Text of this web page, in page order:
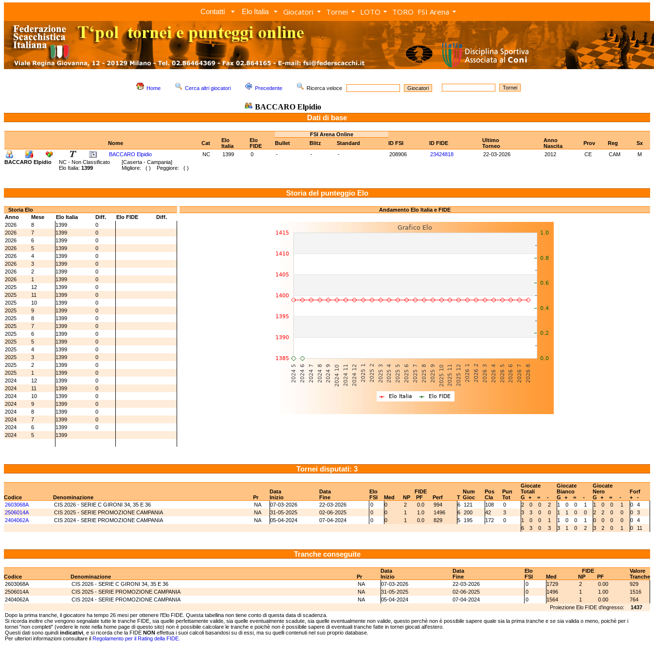
Contatti Elo Italia Giocatori Tornei LOTO TORO FSI Arena
Home Cerca altri giocatori Precedente Ricerca veloce
BACCARO Elpidio
Dati di base
FSI Arena Online
Nome
Cat
Elo
Italia
Elo
FIDE
Bullet Blitz Standard ID FSI ID FIDE
Ultimo
Torneo
Anno
Nascita
Prov Reg
Sx
BACCARO Elpidio
NC 1399 0 - - - 208906 23424818 22-03-2026 2012 CE CAM
M
BACCARO Elpidio
NC - Non Classificato [Caserta - Campania]
Elo Italia: 1399 Migliore: ( ) Peggiore: ( )
Storia del punteggio Elo
Storia Elo
Anno
Mese Elo Italia Diff. Elo FIDE
Diff.
2026
8 1399
0
2026
7 1399
0
2026
6 1399
0
2026
5 1399
0
2026
4 1399
0
2026
3 1399
0
2026
2 1399
0
2026
1 1399
0
2025
12 1399
0
2025
11 1399
0
2025
10 1399
0
2025
9 1399
0
2025
8 1399
0
2025
7 1399
0
2025
6 1399
0
2025
5 1399
0
2025
4 1399
0
2025
3 1399
0
2025
2 1399
0
2025
1 1399
0
2024
12 1399
0
2024
11 1399
0
2024
10 1399
0
2024
9 1399
0
2024
8 1399
0
2024
7 1399
0
2024
6 1399
0
2024
5 1399
Andamento Elo Italia e FIDE
Tornei disputati: 3
Data Data Elo FIDE Num Pos Pun
Giocate
Totali
Giocate
Bianco
Giocate
Nero
Forf
Codice
Denominazione Pr Inizio Fine FSI Med NP PF Perf T Gioc Cla Tot G + = - G + = - G + = - +
-
2603068A
CIS 2026 - SERIE C GIRONI 34, 35 E 36 NA 07-03-2026 22-03-2026 0 0 2 0.0 994 6 121 108 0 2 0 0 2 1 0 0 1 1 0 0 1 0
4
2506014A
CIS 2025 - SERIE PROMOZIONE CAMPANIA NA 31-05-2025 02-06-2025 0 0 1 1.0 1496 6 200 42 3 3 3 0 0 1 1 0 0 2 2 0 0 0
3
2404062A
CIS 2024 - SERIE PROMOZIONE CAMPANIA NA 05-04-2024 07-04-2024 0 0 1 0.0 829 5 195 172 0 1 0 0 1 1 0 0 1 0 0 0 0 0
4
6
3 0 3 3 1 0 2 3 2 0 1 0 11
Tranche conseguite
Data Data Elo FIDE
Valore
Codice
Denominazione Pr Inizio Fine FSI Med NP PF
Tranche
2603068A
CIS 2026 - SERIE C GIRONI 34, 35 E 36 NA 07-03-2026 22-03-2026 0 1729 2 0.00
929
2506014A
CIS 2025 - SERIE PROMOZIONE CAMPANIA NA 31-05-2025 02-06-2025 0 1496 1 1.00
1516
2404062A
CIS 2024 - SERIE PROMOZIONE CAMPANIA NA 05-04-2024 07-04-2024 0 1564 1 0.00
764
Proiezione Elo FIDE d'ingresso:
1437
Dopo la prima tranche, il giocatore ha tempo 26 mesi per ottenere l'Elo FIDE. Questa tabellina non tiene conto di questa data di scadenza.
Si ricorda inoltre che vengono segnalate tutte le tranche FIDE, sia quelle perfettamente valide, sia quelle eventualmente scadute, sia quelle eventualmente non valide, questo perchè non è possibile sapere quale sia la prima tranche e se sia valida o meno, poichè per i
tornei "non completi" (vedere le note nella home page di questo sito) non è possibile calcolare le tranche e poichè non è possibile sapere di eventuali tranche fatte in tornei giocati all'estero.
Questi dati sono quindi indicativi , e si ricorda che la FIDE NON effettua i suoi calcoli basandosi su di essi, ma su quelli contenuti nel suo proprio database.
Per ulteriori informazioni consultare il Regolamento per il Rating della FIDE.